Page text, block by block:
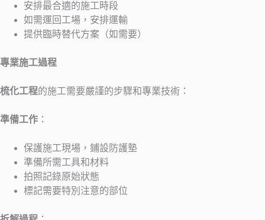
安排最合適的施工時段
如需運回工場，安排運輸
提供臨時替代方案（如需要）
專業施工過程
梳化工程的施工需要嚴謹的步驟和專業技術：
準備工作 ：
保護施工現場，鋪設防護墊
準備所需工具和材料
拍照記錄原始狀態
標記需要特別注意的部位